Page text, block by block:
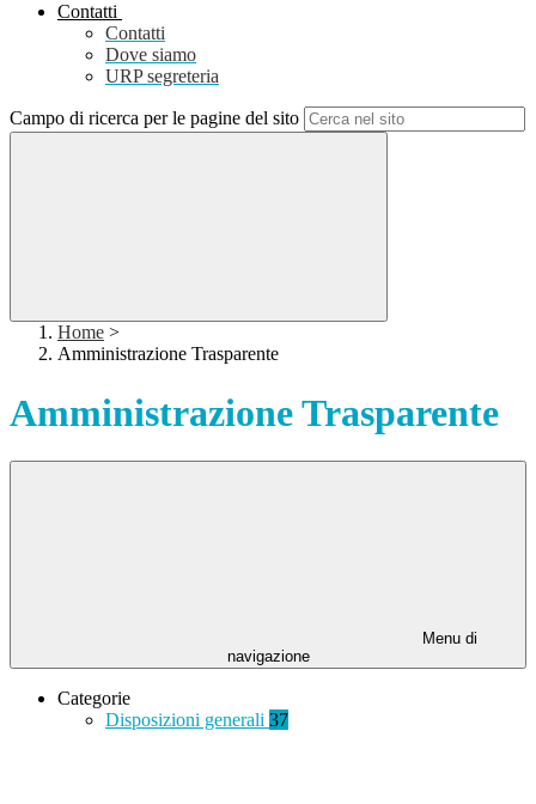
Contatti
Contatti
Dove siamo
URP segreteria
Campo di ricerca per le pagine del sito
Home >
Amministrazione Trasparente
Amministrazione Trasparente
Menu di
navigazione
Categorie
Disposizioni generali 37